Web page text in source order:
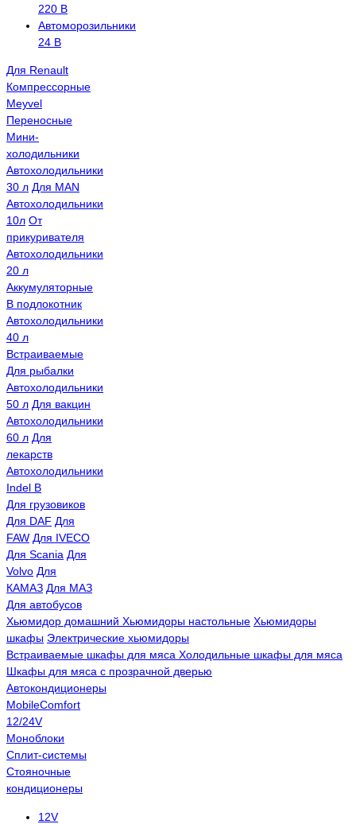
220 В
Автоморозильники
24 В
Для Renault
Компрессорные
Meyvel
Переносные
Мини-
холодильники
Автохолодильники
30 л Для MAN
Автохолодильники
10л От
прикуривателя
Автохолодильники
20 л
Аккумуляторные
В подлокотник
Автохолодильники
40 л
Встраиваемые
Для рыбалки
Автохолодильники
50 л Для вакцин
Автохолодильники
60 л Для
лекарств
Автохолодильники
Indel B
Для грузовиков
Для DAF Для
FAW Для IVECO
Для Scania Для
Volvo Для
КАМАЗ Для МАЗ
Для автобусов
Хьюмидор домашний Хьюмидоры настольные Хьюмидоры
шкафы Электрические хьюмидоры
Встраиваемые шкафы для мяса Холодильные шкафы для мяса
Шкафы для мяса с прозрачной дверью
Автокондиционеры
MobileComfort
12/24V
Моноблоки
Сплит-системы
Стояночные
кондиционеры
12V